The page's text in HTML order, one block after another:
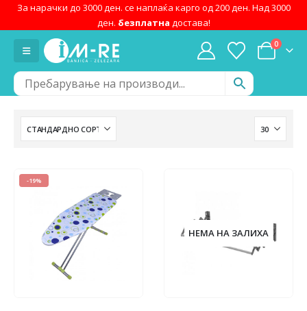
За нарачки до 3000 ден. се наплаќа карго од 200 ден. Над 3000
ден. безплатна достава!
0
-19%
НЕМА НА ЗАЛИХА